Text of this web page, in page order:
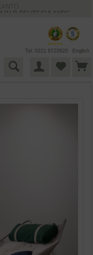
DEUTSCHLANDS
Tel. 0221 9723920 English